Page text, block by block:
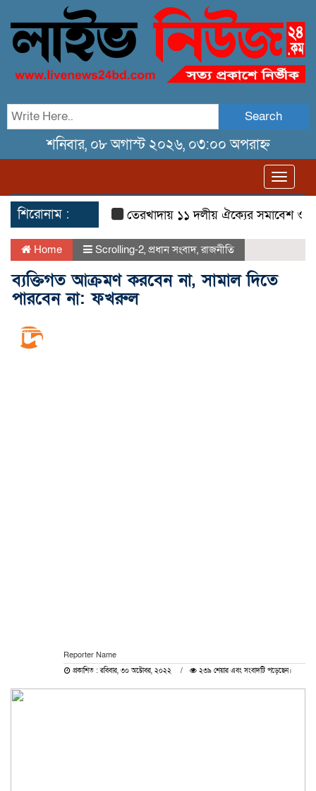
Search
শনিবার, ০৮ অগাস্ট ২০২৬, ০৩:০০ অপরাহ্ন
শিরোনাম : তেরখাদায় ১১ দলীয় ঐক্যের সমাবেশ ও গণ
Home Scrolling-2, প্রধান সংবাদ,রাজনীতি
ব্যক্তিগত আক্রমণ করবেন না, সামাল দিতে
পারবেন না: ফখরুল
Reporter Name
প্রকাশিত : রবিবার, ৩০ অক্টোবর, ২০২২ ২৩৯ শেয়ার এবং সংবাদটি পড়েছেন।